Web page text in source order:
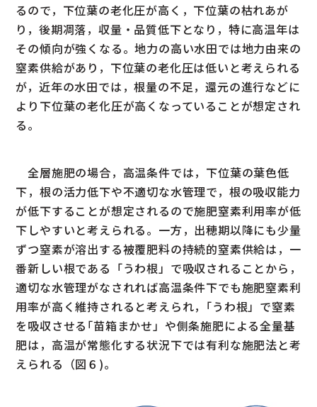
るので，下位葉の老化圧が高く，下位葉の枯れあが
り，後期凋落，収量・品質低下となり，特に高温年は
その傾向が強くなる。地力の高い水田では地力由来の
窒素供給があり，下位葉の老化圧は低いと考えられる
が，近年の水田では，根量の不足，還元の進行などに
より下位葉の老化圧が高くなっていることが想定され
る。
全層施肥の場合，高温条件では，下位葉の葉色低
下，根の活力低下や不適切な水管理で，根の吸収能力
が低下することが想定されるので施肥窒素利用率が低
下しやすいと考えられる。一方，出穂期以降にも少量
ずつ窒素が溶出する被覆肥料の持続的窒素供給は，一
番新しい根である「うわ根」で吸収されることから，
適切な水管理がなされれば高温条件下でも施肥窒素利
用率が高く維持されると考えられ，｢うわ根」で窒素
を吸収させる｢苗箱まかせ」や側条施肥による全量基
肥は，高温が常態化する状況下では有利な施肥法と考
えられる（図６)。